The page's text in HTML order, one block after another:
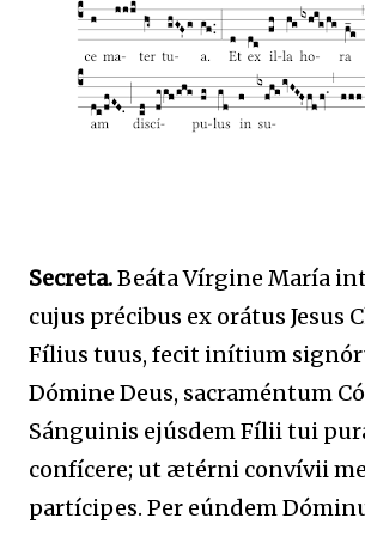
Secreta.Beáta Vírgine María
cujus précibus ex orátus Jesus
Fílius tuus, fecit inítium
Dómine Deus, sacraméntum
Sánguinis ejúsdem Fílii tui
confícere; ut ætérni convívii
partícipes. Per eúndem